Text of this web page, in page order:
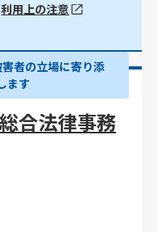
利用上の注意
害者の立場に寄り添
ます
合法律事務